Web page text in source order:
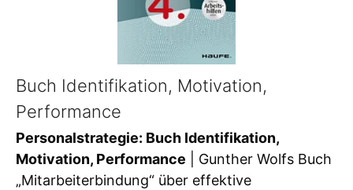
Buch Identifikation, Motivation,
Performance
Personalstrategie: Buch Identifikation,
Motivation, Performance | Gunther Wolfs Buch
„Mitarbeiterbindung“ über effektive